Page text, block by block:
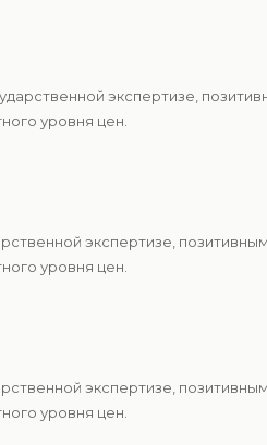
экспертизе,
уровня цен.
экспертизе,
уровня цен.
экспертизе,
уровня цен.